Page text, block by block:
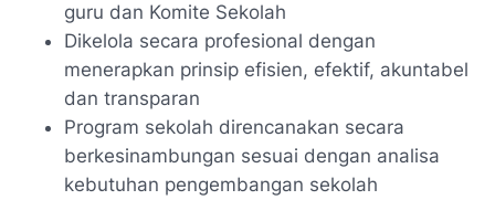
guru dan Komite Sekolah
Dikelola secara profesional dengan
menerapkan prinsip efisien, efektif, akuntabel
dan transparan
Program sekolah direncanakan secara
berkesinambungan sesuai dengan analisa
kebutuhan pengembangan sekolah